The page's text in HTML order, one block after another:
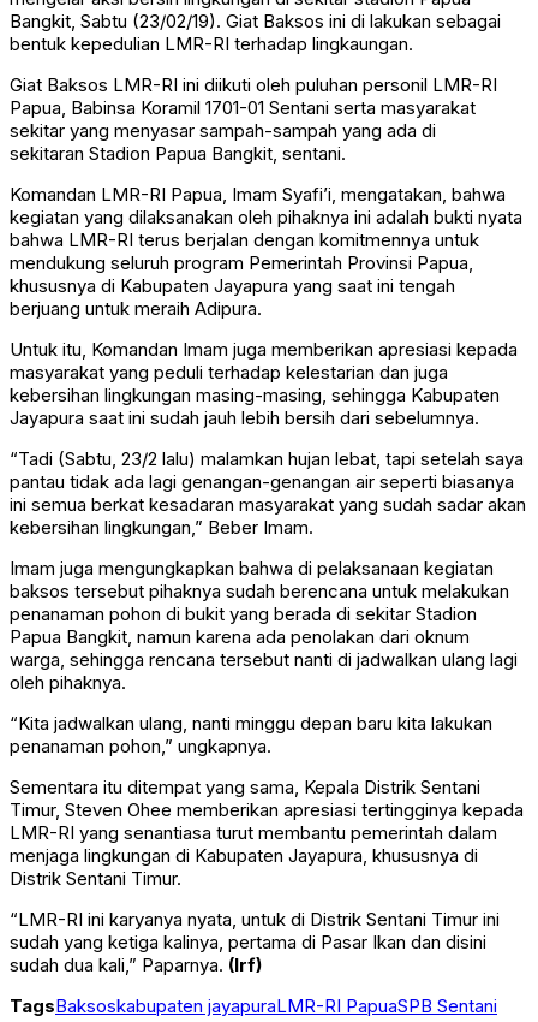
Bangkit, Sabtu (23/02/19). Giat Baksos ini di lakukan sebagai
bentuk kepedulian LMR-RI terhadap lingkaungan.
Giat Baksos LMR-RI ini diikuti oleh puluhan personil LMR-RI
Papua, Babinsa Koramil 1701-01 Sentani serta masyarakat
sekitar yang menyasar sampah-sampah yang ada di
sekitaran Stadion Papua Bangkit, sentani.
Komandan LMR-RI Papua, Imam Syafi’i, mengatakan, bahwa
kegiatan yang dilaksanakan oleh pihaknya ini adalah bukti nyata
bahwa LMR-RI terus berjalan dengan komitmennya untuk
mendukung seluruh program Pemerintah Provinsi Papua,
khususnya di Kabupaten Jayapura yang saat ini tengah
berjuang untuk meraih Adipura.
Untuk itu, Komandan Imam juga memberikan apresiasi kepada
masyarakat yang peduli terhadap kelestarian dan juga
kebersihan lingkungan masing-masing, sehingga Kabupaten
Jayapura saat ini sudah jauh lebih bersih dari sebelumnya.
“Tadi (Sabtu, 23/2 lalu) malamkan hujan lebat, tapi setelah saya
pantau tidak ada lagi genangan-genangan air seperti biasanya
ini semua berkat kesadaran masyarakat yang sudah sadar akan
kebersihan lingkungan,” Beber Imam.
Imam juga mengungkapkan bahwa di pelaksanaan kegiatan
baksos tersebut pihaknya sudah berencana untuk melakukan
penanaman pohon di bukit yang berada di sekitar Stadion
Papua Bangkit, namun karena ada penolakan dari oknum
warga, sehingga rencana tersebut nanti di jadwalkan ulang lagi
oleh pihaknya.
“Kita jadwalkan ulang, nanti minggu depan baru kita lakukan
penanaman pohon,” ungkapnya.
Sementara itu ditempat yang sama, Kepala Distrik Sentani
Timur, Steven Ohee memberikan apresiasi tertingginya kepada
LMR-RI yang senantiasa turut membantu pemerintah dalam
menjaga lingkungan di Kabupaten Jayapura, khususnya di
Distrik Sentani Timur.
“LMR-RI ini karyanya nyata, untuk di Distrik Sentani Timur ini
sudah yang ketiga kalinya, pertama di Pasar Ikan dan disini
sudah dua kali,” Paparnya. (Irf)
TagsBaksoskabupaten jayapuraLMR-RI PapuaSPB Sentani